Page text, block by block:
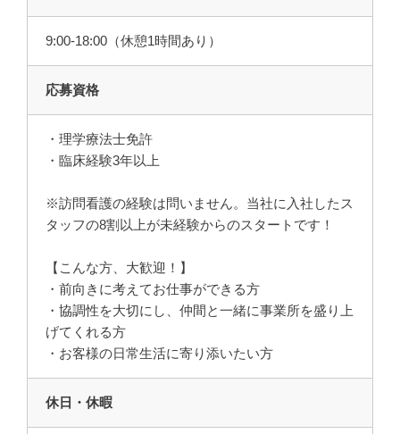
9:00-18:00（休憩1時間あり）
応募資格
・理学療法士免許
・臨床経験3年以上
※訪問看護の経験は問いません。当社に入社したス
タッフの8割以上が未経験からのスタートです！
【こんな方、大歓迎！】
・前向きに考えてお仕事ができる方
・協調性を大切にし、仲間と一緒に事業所を盛り上
げてくれる方
・お客様の日常生活に寄り添いたい方
休日・休暇